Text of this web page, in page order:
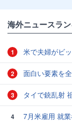
海外ニュースラ
1 米で夫婦がビ
2 面白い要素を全部乗せ、
3 タイで銃乱射
4 7月米雇用 就